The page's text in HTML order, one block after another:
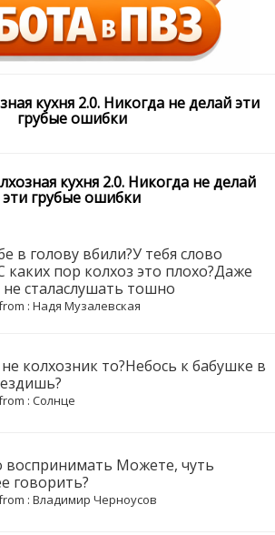
кухня 2.0. Никогда не делай эти
грубые ошибки
кухня 2.0. Никогда не делай
эти грубые ошибки
в голову вбили?У тебя слово
каких пор колхоз это плохо?Даже
сталаслушать тошно
: Надя Музалевская
колхозник то?Небось к бабушке в
: Солнце
воспринимать Можете, чуть
говорить?
: Владимир Черноусов